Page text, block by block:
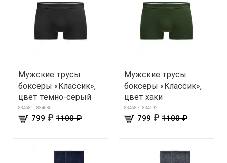
Мужские трусы
боксеры «Классик»,
цвет тёмно-серый
834681 - 834686
799 ₽ 1100 ₽
Мужские трусы
боксеры «Классик»,
цвет хаки
834687 - 834692
799 ₽ 1100 ₽